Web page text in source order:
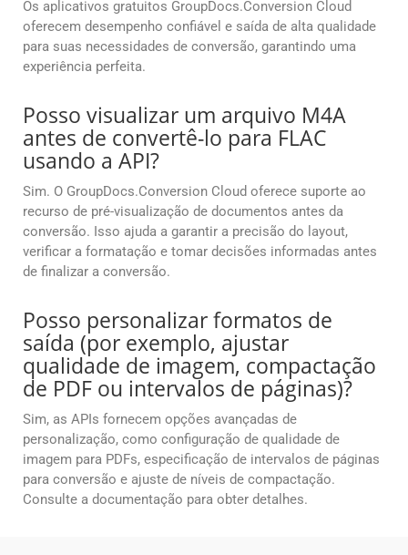
Os aplicativos gratuitos GroupDocs.Conversion Cloud
oferecem desempenho confiável e saída de alta qualidade
para suas necessidades de conversão, garantindo uma
experiência perfeita.
Posso visualizar um arquivo M4A
antes de convertê-lo para FLAC
usando a API?
Sim. O GroupDocs.Conversion Cloud oferece suporte ao
recurso de pré-visualização de documentos antes da
conversão. Isso ajuda a garantir a precisão do layout,
verificar a formatação e tomar decisões informadas antes
de finalizar a conversão.
Posso personalizar formatos de
saída (por exemplo, ajustar
qualidade de imagem, compactação
de PDF ou intervalos de páginas)?
Sim, as APIs fornecem opções avançadas de
personalização, como configuração de qualidade de
imagem para PDFs, especificação de intervalos de páginas
para conversão e ajuste de níveis de compactação.
Consulte a documentação para obter detalhes.